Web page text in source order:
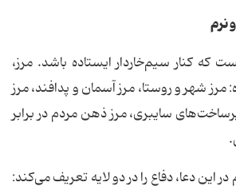
نرم
که کنار سیم‌خاردار ایستاده باشد. مرز،
شهر و روستا، مرز آسمان و پدافند، مرز
سایبری، مرز ذهن مردم در برابر
این دعا، دفاع را در دو لایه تعریف می‌کند: